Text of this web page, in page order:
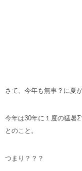
さて、今年も無事？に夏
今年は30年に１度の猛暑
とのこと。
つまり？？？